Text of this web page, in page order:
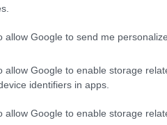
allow Google to send me
allow Google to enable storage
identifiers in apps.
allow Google to enable storage
di GalluraOggi.it
i tuoi video e le tue
+39 345 356 7512